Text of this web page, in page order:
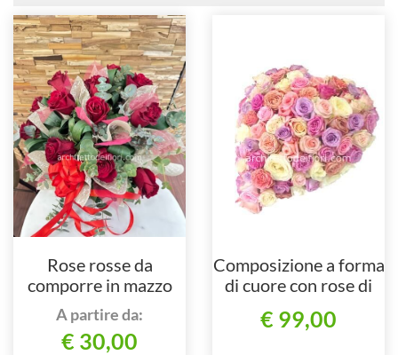
Rose rosse da
comporre in mazzo
per numero di steli.
A partire da:
€ 30,00
Composizione a forma
di cuore con rose di
€ 99,00